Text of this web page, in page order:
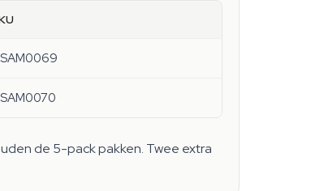
de 5-pack pakken. Twee extra